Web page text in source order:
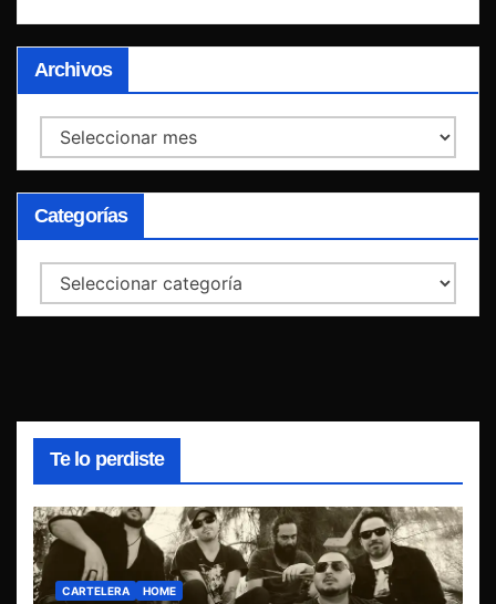
Archivos
Archivos
Categorías
Categorías
Te lo perdiste
CARTELERA HOME